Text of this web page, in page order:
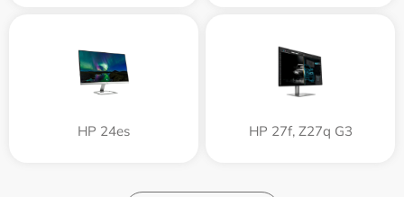
HP 24es HP 27f, Z27q G3